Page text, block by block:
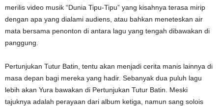
merilis video musik “Dunia Tipu-Tipu” yang kisahnya terasa mirip
dengan apa yang dialami audiens, atau bahkan meneteskan air
mata bersama penonton di antara lagu yang tengah dibawakan di
panggung.
Pertunjukan Tutur Batin, tentu akan menjadi cerita manis lainnya di
masa depan bagi mereka yang hadir. Sebanyak dua puluh lagu
lebih akan Yura bawakan di Pertunjukan Tutur Batin. Meski
tajuknya adalah perayaan dari album ketiga, namun sang solois